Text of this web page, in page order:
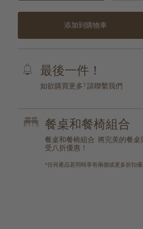
添加到購物車
最後一件！
如欲購買更多? 請聯繫我們
餐桌和餐椅組合
餐桌和餐椅組合: 將完美的餐
受八折優惠！
*任何產品若同時享有兩個或更多折扣